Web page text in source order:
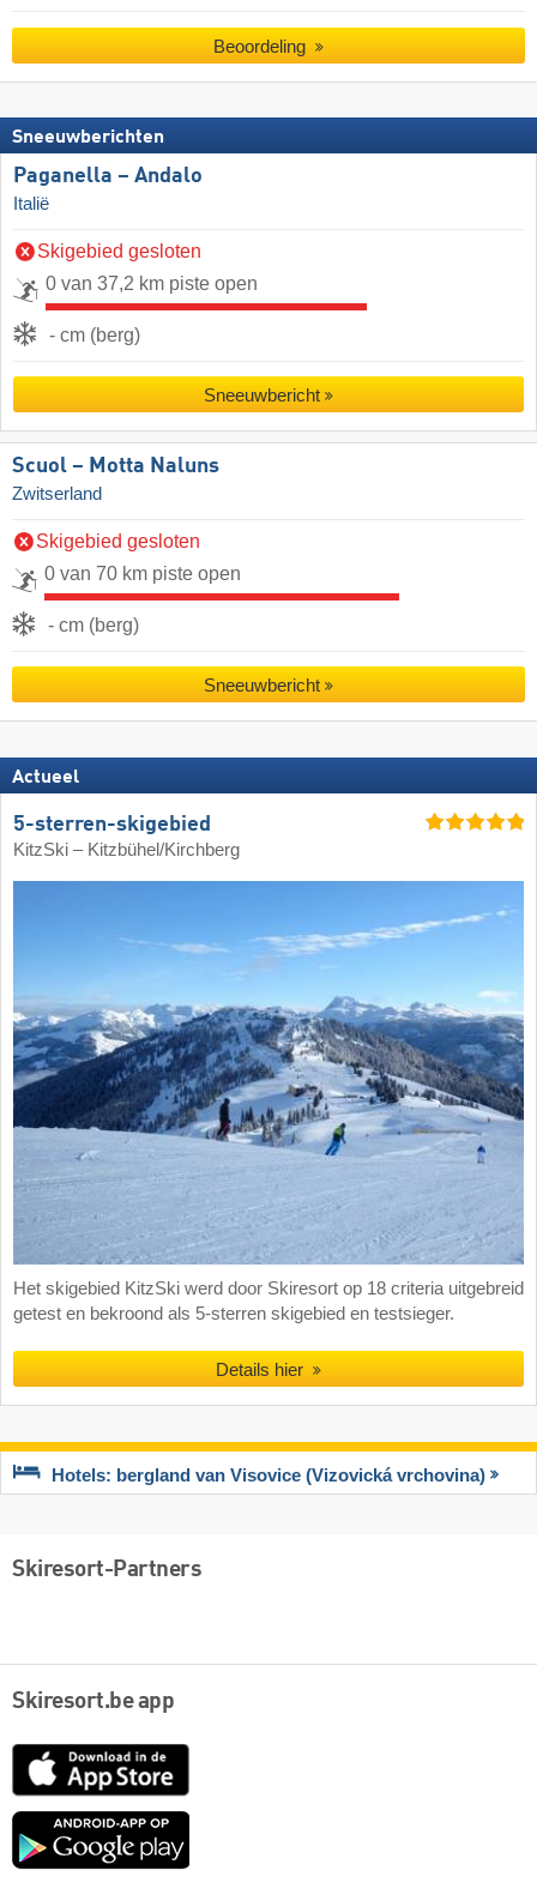
Beoordeling
Sneeuwberichten
Paganella – Andalo
Italië
Skigebied gesloten
0 van 37,2 km piste open
- cm (berg)
Sneeuwbericht
Scuol – Motta Naluns
Zwitserland
Skigebied gesloten
0 van 70 km piste open
- cm (berg)
Sneeuwbericht
Actueel
5-sterren-skigebied
KitzSki – Kitzbühel/​Kirchberg
Het skigebied KitzSki werd door Skiresort op 18 criteria uitgebreid
getest en bekroond als 5-sterren skigebied en testsieger.
Details hier
Hotels: bergland van Visovice (Vizovická vrchovina)
Skiresort-Partners
Skiresort.be app
App
Google